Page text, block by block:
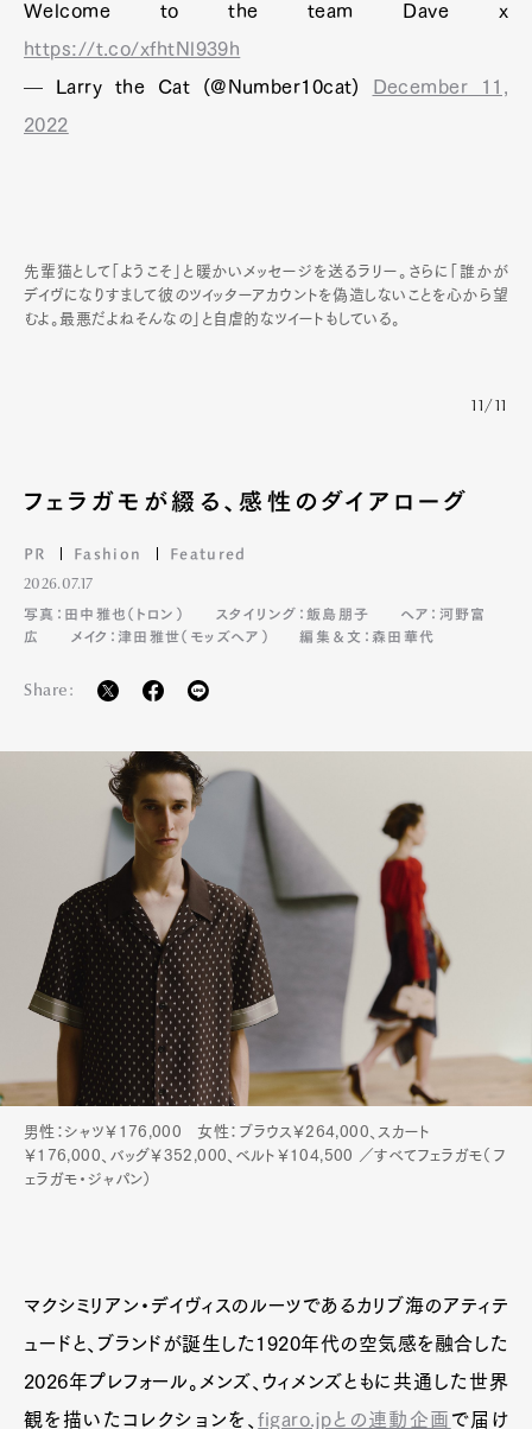
Welcome to the team Dave x
https://t.co/xfhtNl939h
— Larry the Cat (@Number10cat)
December 11,
2022
先輩猫として「ようこそ」と暖かいメッセージを送るラリー。さらに「誰かが
デイヴになりすまして彼のツイッターアカウントを偽造しないことを心から望
むよ。最悪だよねそんなの」と自虐的なツイートもしている。
11/11
フェラガモが綴る、感性のダイアローグ
PR Fashion Featured
2026.07.17
写真：田中雅也（トロン）
スタイリング：飯島朋子
ヘア：河野富
広
メイク：津田雅世（モッズヘア） 編集＆文：森田華代
Share:
男性：シャツ￥176,000 女性：ブラウス￥264,000、スカート
￥176,000、バッグ￥352,000、ベルト￥104,500 ／すべてフェラガモ（フ
ェラガモ・ジャパン）
マクシミリアン・デイヴィスのルーツであるカリブ海のアティテ
ュードと、ブランドが誕生した1920年代の空気感を融合した
2026年プレフォール。メンズ、ウィメンズともに共通した世界
観を描いたコレクションを、figaro.jpとの連動企画 で届け